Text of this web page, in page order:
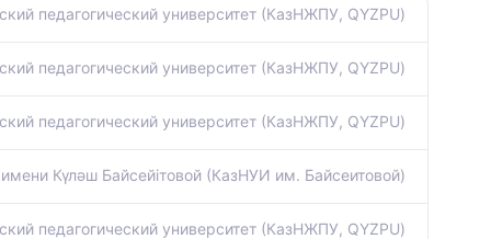
педагогический университет (КазНЖПУ, QYZPU)
педагогический университет (КазНЖПУ, QYZPU)
педагогический университет (КазНЖПУ, QYZPU)
Күләш Байсейітовой (КазНУИ им. Байсеитовой)
педагогический университет (КазНЖПУ, QYZPU)